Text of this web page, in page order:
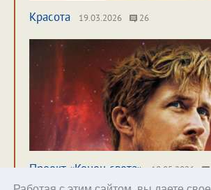
Красота 19.03.2026 26
Проект «Конец света» 18.05.2026